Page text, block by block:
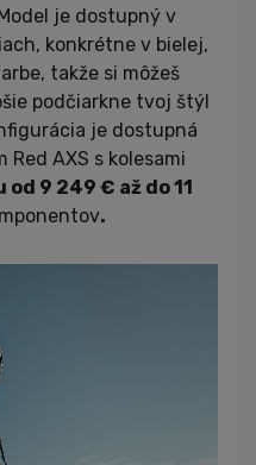
je dostupný v
konkrétne v bielej,
takže si môžeš
podčiarkne tvoj štýl
je dostupná
Red AXS s kolesami
9 249 € až do 11
.